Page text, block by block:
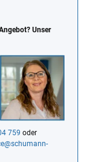
Unser
759 oder